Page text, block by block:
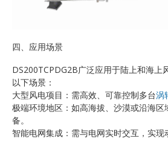
四、应用场景
DS200TCPDG2B广泛应用于陆上和海上
以下场景：
大型风电项目：需高效、可靠控制多台涡
极端环境地区：如高海拔、沙漠或沿海
备。
智能电网集成：需与电网实时交互，实现